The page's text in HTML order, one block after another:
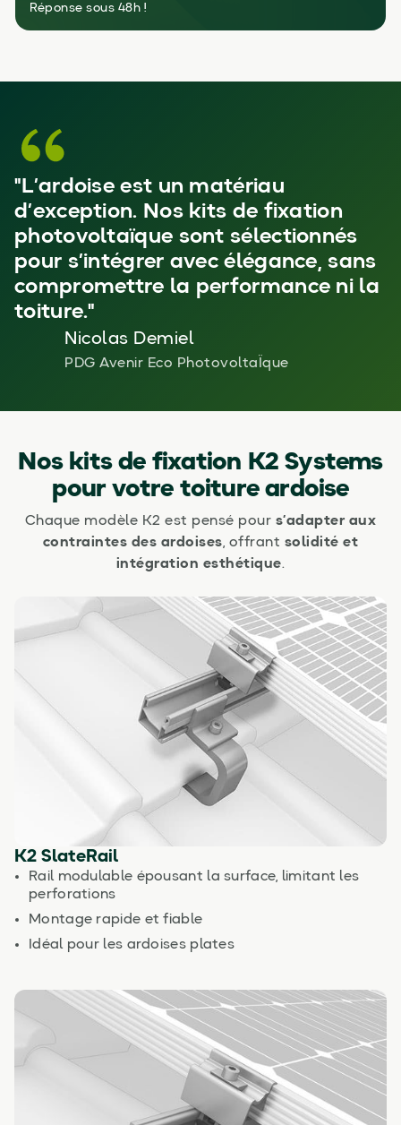
Réponse sous 48h !
"L’ardoise est un matériau
d’exception. Nos kits de fixation
photovoltaïque sont sélectionnés
pour s’intégrer avec élégance, sans
compromettre la performance ni la
toiture."
Nicolas Demiel
PDG Avenir Eco PhotovoltaÏque
Nos kits de fixation K2 Systems
pour votre toiture ardoise
Chaque modèle K2 est pensé pour s’adapter aux
contraintes des ardoises, offrant solidité et
intégration esthétique.
K2 SlateRail
Rail modulable épousant la surface, limitant les
perforations
Montage rapide et fiable
Idéal pour les ardoises plates